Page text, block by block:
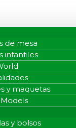
de mesa
infantiles
y maquetas
y bolsos